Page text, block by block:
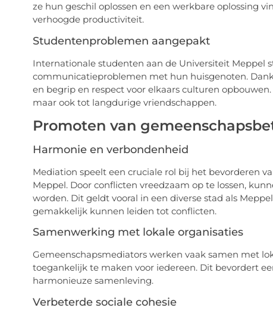
ze hun geschil oplossen en een werkbare oplossing
verhoogde productiviteit.
Studentenproblemen aangepakt
Internationale studenten aan de Universiteit Meppel
communicatieproblemen met hun huisgenoten.
en begrip en respect voor elkaars culturen
maar ook tot langdurige vriendschappen.
Promoten van
Harmonie en verbondenheid
Mediation speelt een cruciale rol bij het bevorderen
Meppel. Door conflicten vreedzaam op te lossen,
worden. Dit geldt vooral in een diverse stad als
gemakkelijk kunnen leiden tot conflicten.
Samenwerking met lokale organisaties
Gemeenschapsmediators werken vaak samen met
toegankelijk te maken voor iedereen. Dit bevordert
harmonieuze samenleving.
Verbeterde sociale cohesie